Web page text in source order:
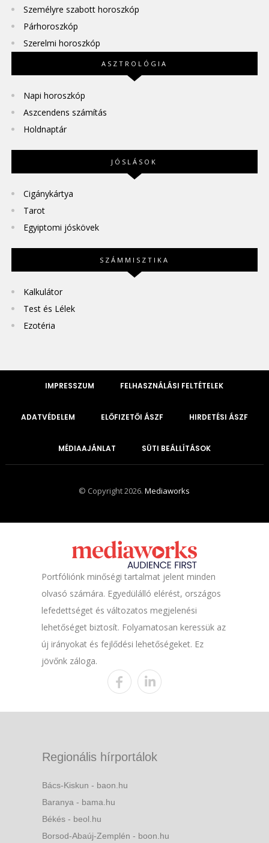
Személyre szabott horoszkóp
Párhoroszkóp
Szerelmi horoszkóp
ASZTROLÓGIA
Napi horoszkóp
Aszcendens számítás
Holdnaptár
JÓSLÁSOK
Cigánykártya
Tarot
Egyiptomi jóskövek
SZÁMMISZTIKA
Kalkulátor
Test és Lélek
Ezotéria
IMPRESSZUM FELHASZNÁLÁSI FELTÉTELEK
ADATVÉDELEM ELŐFIZETŐI ÁSZF HIRDETÉSI ÁSZF
MÉDIAAJÁNLAT SÜTI BEÁLLÍTÁSOK
© Copyright 2026.Mediaworks
Portfóliónk minőségi tartalmat jelent minden
olvasó számára. Egyedülálló elérést, országos
lefedettséget és változatos megjelenési
lehetőséget biztosít. Folyamatosan keressük az
új irányokat és fejlődési lehetőségeket. Ez
jövőnk záloga.
Regionális hírportálok
Bács-Kiskun - baon.hu
Baranya - bama.hu
Békés - beol.hu
Borsod-Abaúj-Zemplén - boon.hu